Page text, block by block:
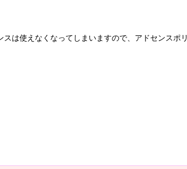
は使えなくなってしまいますので、アドセンスポリ